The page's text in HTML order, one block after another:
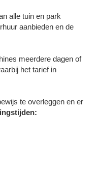
alle tuin en park
aanbieden en de
meerdere dagen of
het tarief in
te overleggen en er